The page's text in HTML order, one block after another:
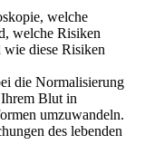
welche
welche Risiken
wie diese Risiken
die Normalisierung
Blut in
umzuwandeln.
des lebenden